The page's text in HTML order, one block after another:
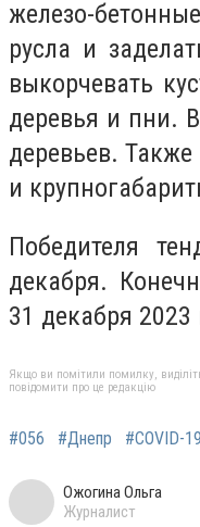
железо-
русла и
выкорчевать
деревья и пни.
деревьев.
и
Победителя
декабря.
31 декабря 2023
Якщо ви помітили помилку,
повідомити про це редакцію
#056 #Днепр #COVID-19
Ожогина Ольга
Журналист